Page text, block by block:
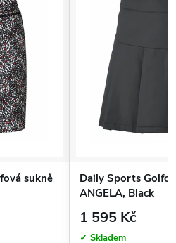
sukně
Daily Sports
ANGELA, Black
1 595 Kč
✓ Skladem